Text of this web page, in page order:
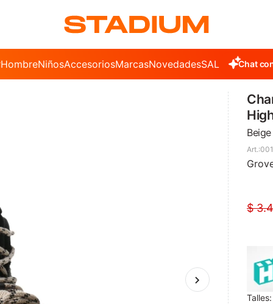
HombreNiñosAccesoriosMarcasNovedadesSALE Chat
$
Talles: